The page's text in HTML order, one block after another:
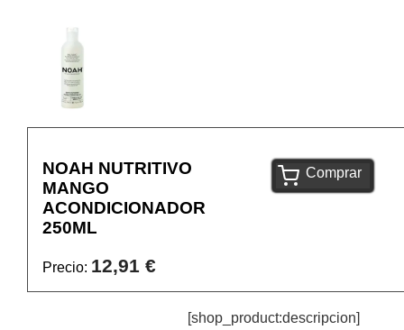
NOAH NUTRITIVO
MANGO
ACONDICIONADOR
250ML
Precio: 12,91 €
Comprar
[shop_product:descripcion]